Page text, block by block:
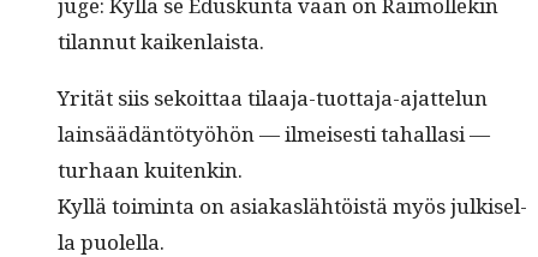
tilan­nut kaikenlaista.
Yrität siis sekoit­taa tilaa­ja-tuot­ta­ja-ajat­telun
lain­säädän­tö­työhön — ilmeis­es­ti tahal­lasi —
turhaan kuitenkin.
Kyl­lä toim­inta on asi­akaslähtöistä myös julkisel­
la puolella.